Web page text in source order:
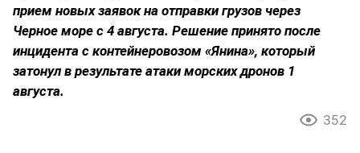
прием новых заявок на отправки грузов через
Черное море с 4 августа. Решение принято после
инцидента с контейнеровозом «Янина», который
затонул в результате атаки морских дронов 1
августа.
352